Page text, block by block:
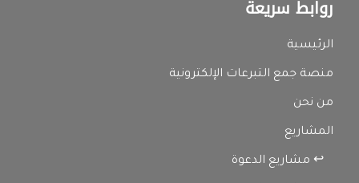
روابط سريعة
الرئيسية
منصة جمع التبرعات الإلكترونية
من نحن
المشاريع
↩ مشاريع الدعوة